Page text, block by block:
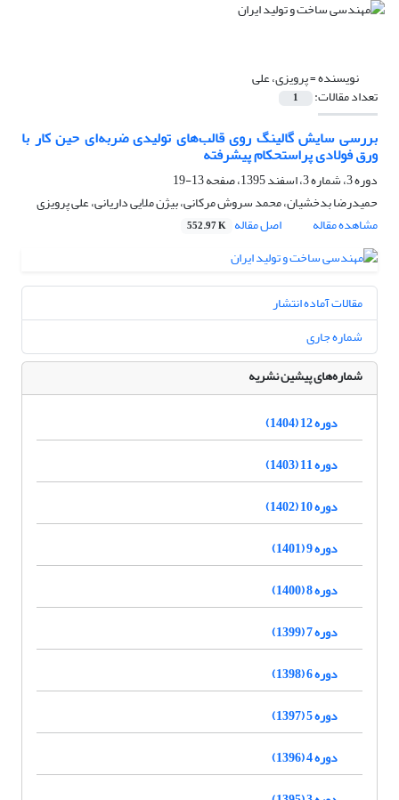
نویسنده =پرویزی، علی
تعداد مقالات: 1
بررسی سایش گالینگ روی قالب‌های تولیدی ضربه‌ای حین کار با
ورق ‌فولادی پراستحکام پیشرفته
دوره 3، شماره 3، اسفند 1395، صفحه
13-19
حمیدرضا بدخشیان، محمد سروش مرکانی، بیژن ملایی داریانی، علی پرویزی
مشاهده مقاله
اصل مقاله 552.97 K
مقالات آماده انتشار
شماره جاری
شماره‌های پیشین نشریه
دوره 12 (1404)
دوره 11 (1403)
دوره 10 (1402)
دوره 9 (1401)
دوره 8 (1400)
دوره 7 (1399)
دوره 6 (1398)
دوره 5 (1397)
دوره 4 (1396)